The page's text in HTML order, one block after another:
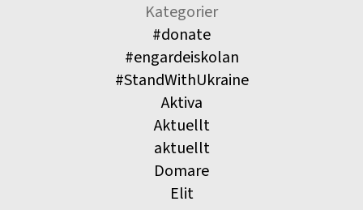
Kategorier
#donate
#engardeiskolan
#StandWithUkraine
Aktiva
Aktuellt
aktuellt
Domare
Elit